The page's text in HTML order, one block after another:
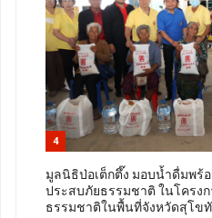
4
มูลนิธิป่อเต็กตึ๊ง มอบน้ำดื่มพร้
ประสบภัยธรรมชาติ ในโครง
ธรรมชาติในพื้นที่จังหวัดสุโข